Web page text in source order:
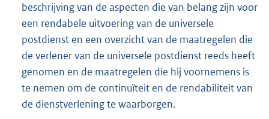
beschrijving van de aspecten die van belang zijn voor
een rendabele uitvoering van de universele
postdienst en een overzicht van de maatregelen die
de verlener van de universele postdienst reeds heeft
genomen en de maatregelen die hij voornemens is
te nemen om de continuïteit en de rendabiliteit van
de dienstverlening te waarborgen.